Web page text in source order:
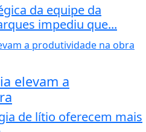
da equipe da
impediu que...
elevam a
de lítio oferecem mais